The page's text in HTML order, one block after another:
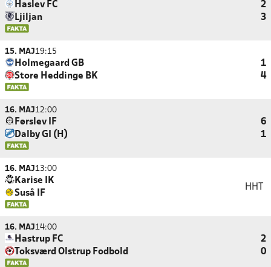
Haslev FC
2
Ljiljan
3
15. MAJ19:15
Holmegaard GB
1
Store Heddinge BK
4
16. MAJ12:00
Førslev IF
6
Dalby GI (H)
1
16. MAJ13:00
Karise IK
Suså IF
HHT
16. MAJ14:00
Hastrup FC
2
Toksværd Olstrup Fodbold
0